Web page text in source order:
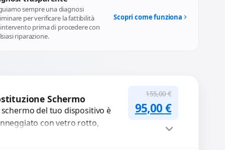
sempre una diagnosi
per verificare la fattibilità
prima di procedere con
riparazione.
Scopri come funziona
Schermo
schermo del tuo dispositivo è
con vetro rotto,
155,00€
Il prezzo
95,00€Il prezzo